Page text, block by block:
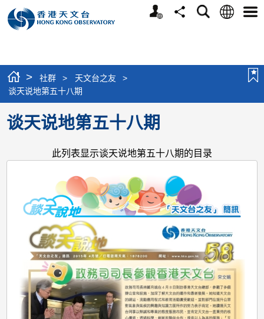
个
分
搜
语
选
> 社群 > 天文台之友
>
谈天说地第五十八期
谈天说地第五十八期
此列表显示谈天说地第五十八期的目录